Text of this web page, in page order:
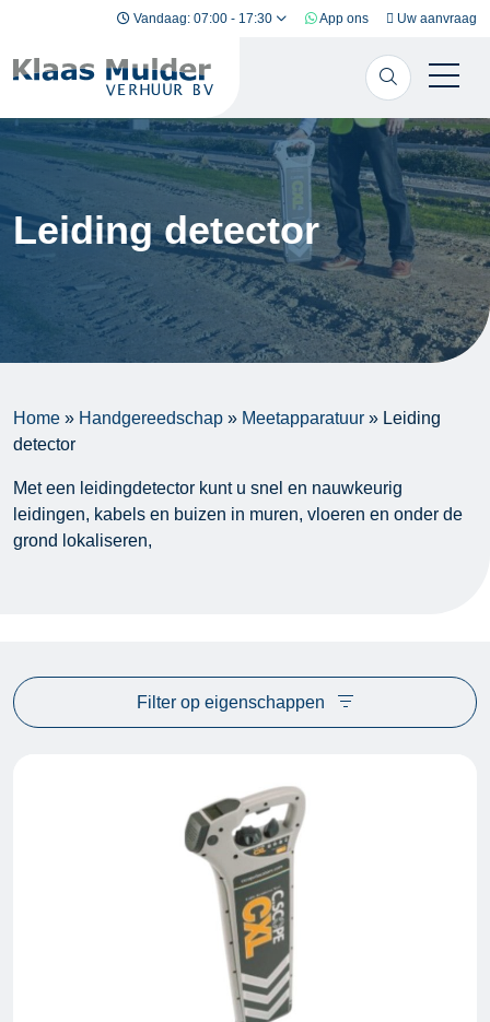
Ga naar inhoud Vandaag: 07:00 - 17:30 App ons Uw aanvraag
Leiding detector
Home » Handgereedschap » Meetapparatuur » Leiding
detector
Met een leidingdetector kunt u snel en nauwkeurig
leidingen, kabels en buizen in muren, vloeren en onder de
grond lokaliseren,
Filter op eigenschappen